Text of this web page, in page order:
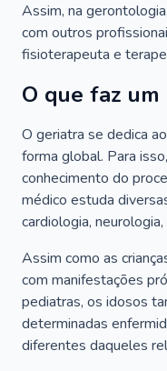
Assim, na
com outros
fisioterapeuta e
O que faz um
O geriatra se dedica
forma global. Para
conhecimento do
médico estuda
cardiologia,
Assim como as
com manifestações
pediatras, os idosos
determinadas
diferentes daqueles